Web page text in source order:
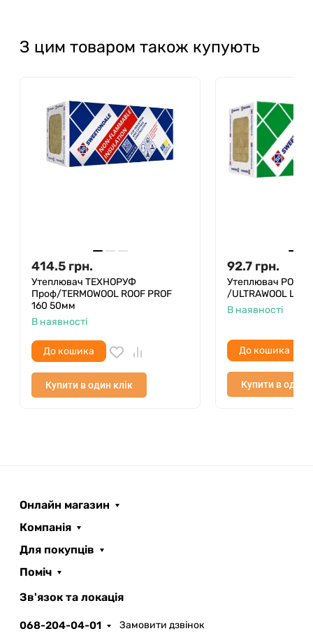
З цим товаром також купують
414.5 грн.
Утеплювач ТЕХНОРУФ
Проф/TERMOWOOL ROOF PROF
160 50мм
В наявності
До кошика
Купити в один клік
92.7 грн.
Утеплювач
/ULTRAWOOL
В наявності
До кошика
Купити в один
Онлайн магазин
Компанія
Для покупців
Поміч
Зв'язок та локація
068-204-04-01 Замовити дзвінок
AI помічник